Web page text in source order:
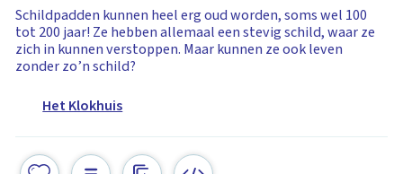
Schildpadden kunnen heel erg oud worden, soms wel 100
tot 200 jaar! Ze hebben allemaal een stevig schild, waar ze
zich in kunnen verstoppen. Maar kunnen ze ook leven
zonder zo’n schild?
Het Klokhuis